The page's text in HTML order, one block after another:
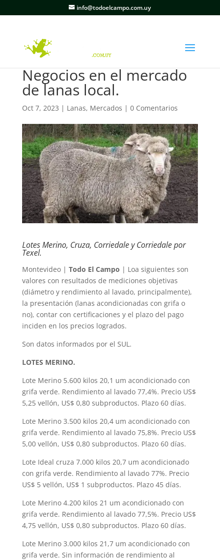
info@todoelcampo.com.uy
Negocios en el mercado
de lanas local.
Oct 7, 2023 | Lanas, Mercados | 0 Comentarios
Lotes Merino, Cruza, Corriedale y Corriedale por
Texel.
Montevideo | Todo El Campo | Loa siguientes son
valores con resultados de mediciones objetivas
(diámetro y rendimiento al lavado, principalmente),
la presentación (lanas acondicionadas con grifa o
no), contar con certificaciones y el plazo del pago
inciden en los precios logrados.
Son datos informados por el SUL.
LOTES MERINO.
Lote Merino 5.600 kilos 20,1 um acondicionado con
grifa verde. Rendimiento al lavado 77,4%. Precio US$
5,25 vellón, US$ 0,80 subproductos. Plazo 60 días.
Lote Merino 3.500 kilos 20,4 um acondicionado con
grifa verde. Rendimiento al lavado 75,8%. Precio US$
5,00 vellón, US$ 0,80 subproductos. Plazo 60 días.
Lote Ideal cruza 7.000 kilos 20,7 um acondicionado
con grifa verde. Rendimiento al lavado 77%. Precio
US$ 5 vellón, US$ 1 subproductos. Plazo 45 días.
Lote Merino 4.200 kilos 21 um acondicionado con
grifa verde. Rendimiento al lavado 77,5%. Precio US$
4,75 vellón, US$ 0,80 subproductos. Plazo 60 días.
Lote Merino 3.000 kilos 21,7 um acondicionado con
grifa verde. Sin información de rendimiento al